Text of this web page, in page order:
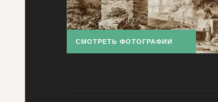
СМОТРЕТЬ ФОТОГРАФИИ